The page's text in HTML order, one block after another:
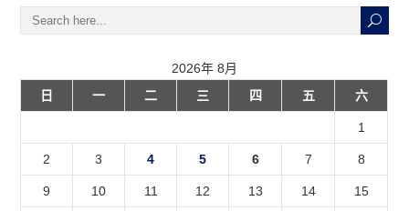
2026年 8月
日
一 二 三 四 五 六
1
2 3 4 5 6 7 8
9 10 11 12 13 14 15